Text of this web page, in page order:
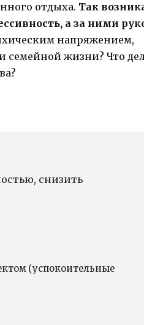
отдыха. Так
а за ними
напряжением,
семейной жизни? Что
снизить
(успокоительные